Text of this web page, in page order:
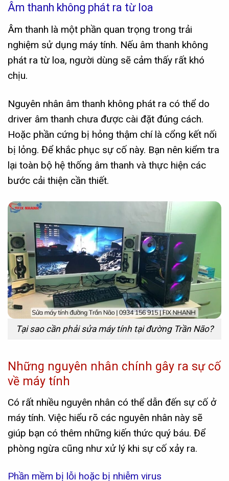
Âm thanh không phát ra từ loa
Âm thanh là một phần quan trọng trong trải
nghiệm sử dụng máy tính. Nếu âm thanh không
phát ra từ loa, người dùng sẽ cảm thấy rất khó
chịu.
Nguyên nhân âm thanh không phát ra có thể do
driver âm thanh chưa được cài đặt đúng cách.
Hoặc phần cứng bị hỏng thậm chí là cổng kết nối
bị lỏng. Để khắc phục sự cố này. Bạn nên kiểm tra
lại toàn bộ hệ thống âm thanh và thực hiện các
bước cải thiện cần thiết.
Tại sao cần phải sửa máy tính tại đường Trần Não?
Những nguyên nhân chính gây ra sự cố
về máy tính
Có rất nhiều nguyên nhân có thể dẫn đến sự cố ở
máy tính. Việc hiểu rõ các nguyên nhân này sẽ
giúp bạn có thêm những kiến thức quý báu. Để
phòng ngừa cũng như xử lý khi sự cố xảy ra.
Phần mềm bị lỗi hoặc bị nhiễm virus